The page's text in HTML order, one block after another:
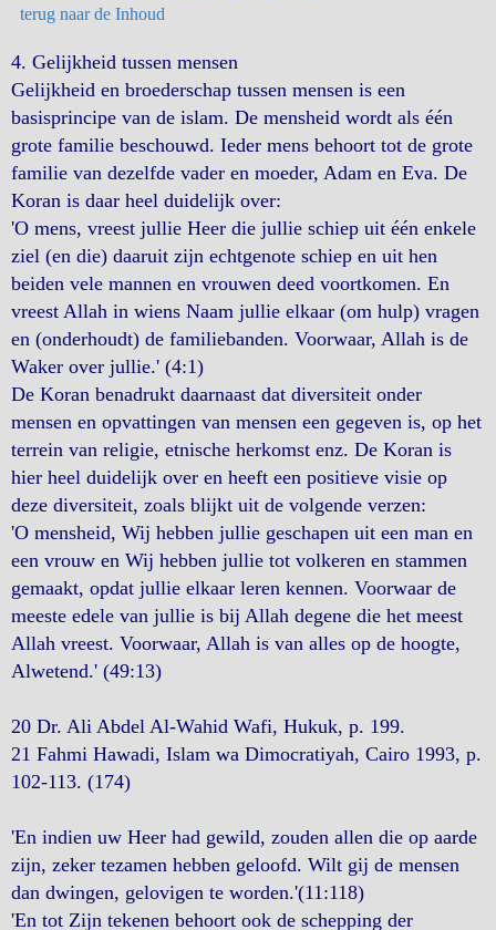
terug naar de Inhoud
4. Gelijkheid tussen mensen
Gelijkheid en broederschap tussen mensen is een
basisprincipe van de islam. De mensheid wordt als één
grote familie beschouwd. Ieder mens behoort tot de grote
familie van dezelfde vader en moeder, Adam en Eva. De
Koran is daar heel duidelijk over:
'O mens, vreest jullie Heer die jullie schiep uit één enkele
ziel (en die) daaruit zijn echtgenote schiep en uit hen
beiden vele mannen en vrouwen deed voortkomen. En
vreest Allah in wiens Naam jullie elkaar (om hulp) vragen
en (onderhoudt) de familiebanden. Voorwaar, Allah is de
Waker over jullie.' (4:1)
De Koran benadrukt daarnaast dat diversiteit onder
mensen en opvattingen van mensen een gegeven is, op het
terrein van religie, etnische herkomst enz. De Koran is
hier heel duidelijk over en heeft een positieve visie op
deze diversiteit, zoals blijkt uit de volgende verzen:
'O mensheid, Wij hebben jullie geschapen uit een man en
een vrouw en Wij hebben jullie tot volkeren en stammen
gemaakt, opdat jullie elkaar leren kennen. Voorwaar de
meeste edele van jullie is bij Allah degene die het meest
Allah vreest. Voorwaar, Allah is van alles op de hoogte,
Alwetend.' (49:13)
20 Dr. Ali Abdel Al-Wahid Wafi, Hukuk, p. 199.
21 Fahmi Hawadi, Islam wa Dimocratiyah, Cairo 1993, p.
102-113. (174)
'En indien uw Heer had gewild, zouden allen die op aarde
zijn, zeker tezamen hebben geloofd. Wilt gij de mensen
dan dwingen, gelovigen te worden.'(11:118)
'En tot Zijn tekenen behoort ook de schepping der